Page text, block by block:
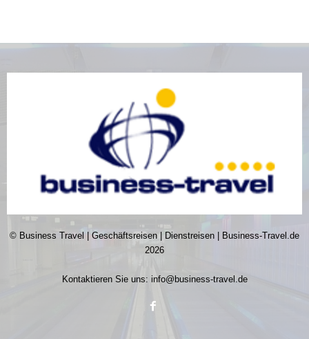
© Business Travel | Geschäftsreisen | Dienstreisen | Business-Travel.de
2026
Kontaktieren Sie uns: info@business-travel.de